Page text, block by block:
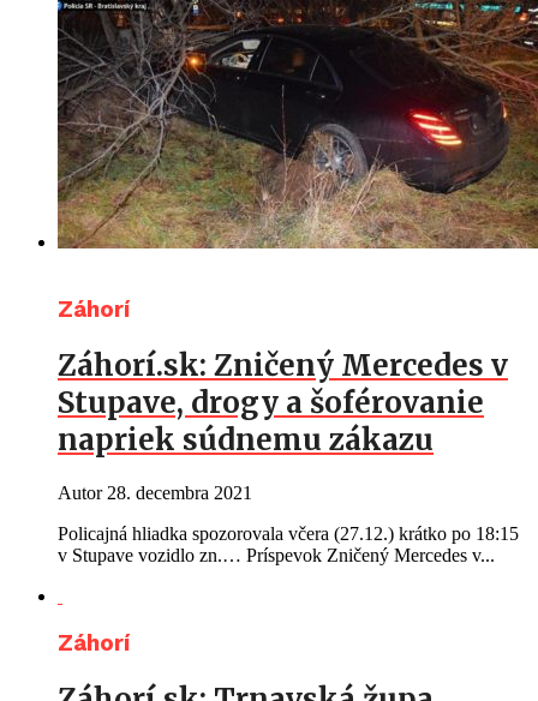
Záhorí
Záhorí.sk: Zničený Mercedes v
Stupave, drogy a šoférovanie
napriek súdnemu zákazu
Autor 28. decembra 2021
Policajná hliadka spozorovala včera (27.12.) krátko po 18:15
v Stupave vozidlo zn.… Príspevok Zničený Mercedes v...
Záhorí